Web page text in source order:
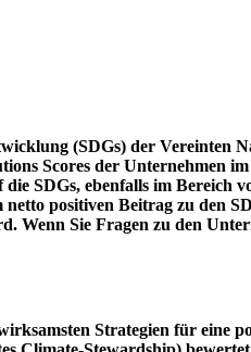
(SDGs) der Vereinten
Scores der Unternehmen
SDGs, ebenfalls im Bereich
positiven Beitrag zu den
Sie Fragen zu den
Strategien für eine